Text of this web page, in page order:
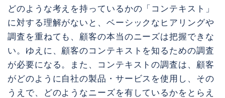
どのような考えを持っているかの「コンテキスト」
に対する理解がないと、ベーシックなヒアリングや
調査を重ねても、顧客の本当のニーズは把握できな
い。ゆえに、顧客のコンテキストを知るための調査
が必要になる。また、コンテキストの調査は、顧客
がどのように自社の製品・サービスを使用し、その
うえで、どのようなニーズを有しているかをとらえ